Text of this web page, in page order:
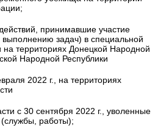
принимавшие участие
выполнению задач) в специальной
на территориях Донецкой Народной
Народной Республики
2022 г., на территориях
с 30 сентября 2022 г., уволенные
работы);